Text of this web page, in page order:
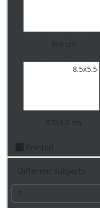
9x5 cm
8.5x5.5
5.5x8.5 cm
Printed
Different subjects
Indicate the number